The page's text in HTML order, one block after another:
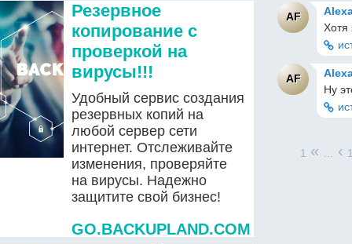
Резервное
копирование с
проверкой на
вирусы!!!
Удобный сервис создания
резервных копий на
любой сервер сети
интернет. Отслеживайте
изменения, проверяйте
на вирусы. Надежно
защитите свой бизнес!
GO.BACKUPLAND.COM
AF
Хотя
AF
Ну
1 « … ‹